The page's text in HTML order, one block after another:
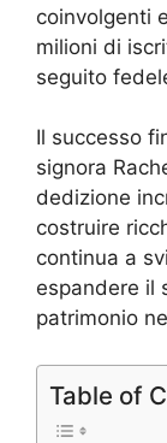
coinvolgenti
milioni di
seguito
Il successo
signora
dedizione
costruire
continua a
espandere il
patrimonio
Table of